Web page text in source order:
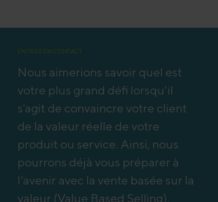
ENTRER EN CONTACT
Nous aimerions savoir quel est
votre plus grand défi lorsqu'il
s'agit de convaincre votre client
de la valeur réelle de votre
produit ou service. Ainsi, nous
pourrons déjà vous préparer à
l'avenir avec la vente basée sur la
valeur (Value Based Selling).